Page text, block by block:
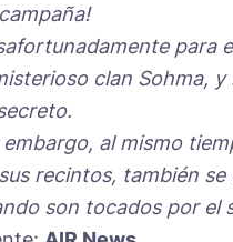
para
clan Sohma,
embargo, al mismo
recintos, también
son tocados por el